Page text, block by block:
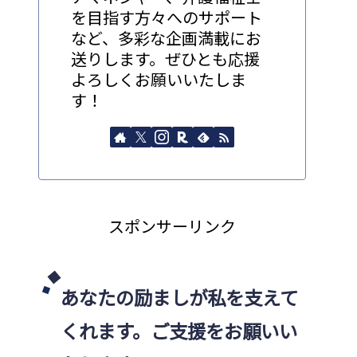
を目指す方々へのサポート
など、多彩な企画満載にお
送りします。ぜひとも応援
よろしくお願いいたしま
す！
スポンサーリンク
あなたの励ましが私を支えて
くれます。ご支援をお願いい